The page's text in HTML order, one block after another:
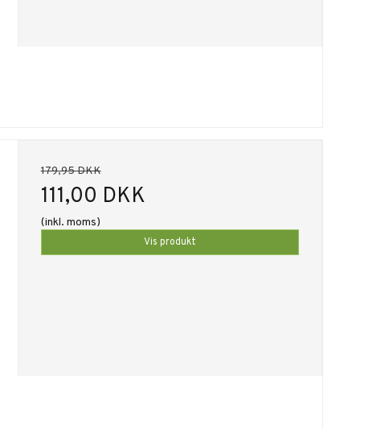
179,95 DKK
111,00 DKK
(inkl. moms)
Vis produkt